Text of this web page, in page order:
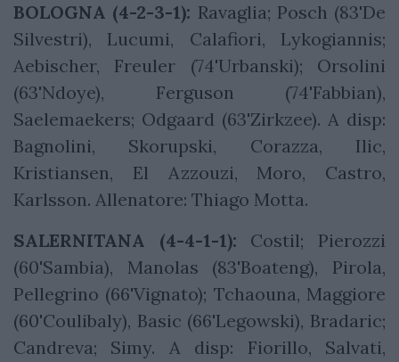
BOLOGNA (4-2-3-1): Ravaglia; Posch (83'De
Silvestri), Lucumi, Calafiori, Lykogiannis;
Aebischer, Freuler (74'Urbanski); Orsolini
(63'Ndoye), Ferguson (74'Fabbian),
Saelemaekers; Odgaard (63'Zirkzee). A disp:
Bagnolini, Skorupski, Corazza, Ilic,
Kristiansen, El Azzouzi, Moro, Castro,
Karlsson. Allenatore: Thiago Motta.
SALERNITANA (4-4-1-1): Costil; Pierozzi
(60'Sambia), Manolas (83'Boateng), Pirola,
Pellegrino (66'Vignato); Tchaouna, Maggiore
(60'Coulibaly), Basic (66'Legowski), Bradaric;
Candreva; Simy. A disp: Fiorillo, Salvati,